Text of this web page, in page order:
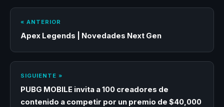
« ANTERIOR
Apex Legends | Novedades Next Gen
SIGUIENTE »
PUBG MOBILE invita a 100 creadores de
contenido a competir por un premio de $40,000